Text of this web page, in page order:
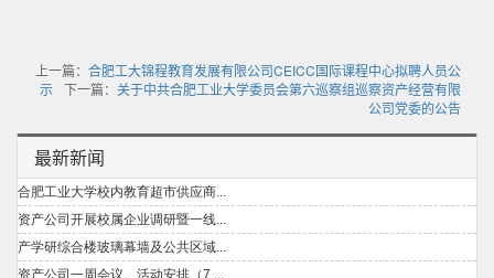
上一篇： 合肥工大锦程教育发展有限公司CEICC国际课程中心拟聘人员公
示 下一篇： 关于中共合肥工业大学委员会第六巡察组巡察资产经营有限
公司党委的公告
最新新闻